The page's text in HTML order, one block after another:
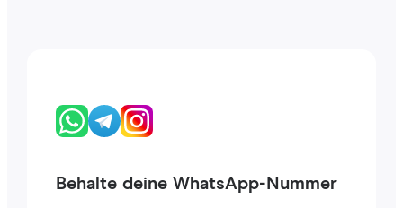
Behalte deine WhatsApp-Nummer